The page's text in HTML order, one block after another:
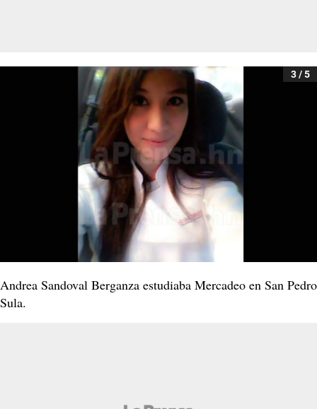
3 / 5
Andrea Sandoval Berganza estudiaba Mercadeo en San Pedro
Sula.